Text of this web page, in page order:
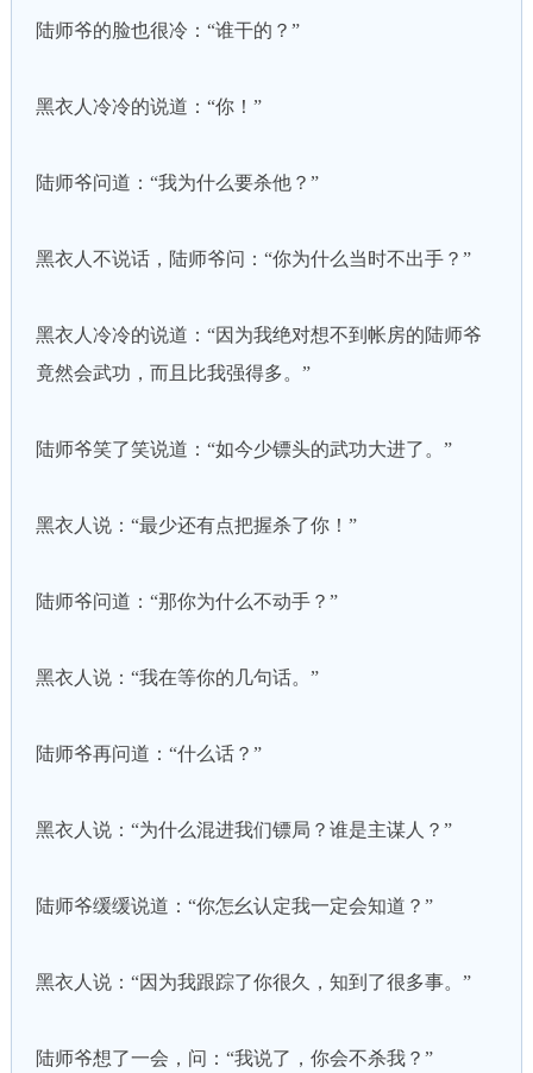
陆师爷的脸也很冷：“谁干的？”
黑衣人冷冷的说道：“你！”
陆师爷问道：“我为什么要杀他？”
黑衣人不说话，陆师爷问：“你为什么当时不出手？”
黑衣人冷冷的说道：“因为我绝对想不到帐房的陆师爷
竟然会武功，而且比我强得多。”
陆师爷笑了笑说道：“如今少镖头的武功大进了。”
黑衣人说：“最少还有点把握杀了你！”
陆师爷问道：“那你为什么不动手？”
黑衣人说：“我在等你的几句话。”
陆师爷再问道：“什么话？”
黑衣人说：“为什么混进我们镖局？谁是主谋人？”
陆师爷缓缓说道：“你怎幺认定我一定会知道？”
黑衣人说：“因为我跟踪了你很久，知到了很多事。”
陆师爷想了一会，问：“我说了，你会不杀我？”